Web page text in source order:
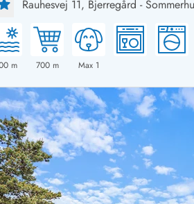
Med swimmingpoolSommerhuse med
slutrengøring inklusive
vandet
lørdagsskift
Rauhesvej 11, Bjerregård -
m 700m Max 1